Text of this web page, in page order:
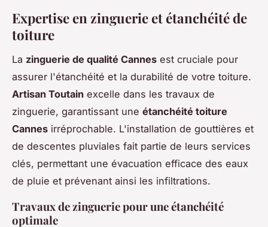
Expertise en zinguerie et étanchéité de
toiture
La zinguerie de qualité Cannes est cruciale pour
assurer l'étanchéité et la durabilité de votre toiture.
Artisan Toutain excelle dans les travaux de
zinguerie, garantissant une étanchéité toiture
Cannes irréprochable. L'installation de gouttières et
de descentes pluviales fait partie de leurs services
clés, permettant une évacuation efficace des eaux
de pluie et prévenant ainsi les infiltrations.
Travaux de zinguerie pour une étanchéité
optimale